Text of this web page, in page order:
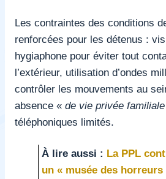
Les contraintes des conditions
renforcées pour les détenus :
hygiaphone pour éviter tout
l’extérieur, utilisation d’ondes
contrôler les mouvements au
absence « de vie privée familiale
téléphoniques limités.
À lire aussi : La PPL
un « musée des